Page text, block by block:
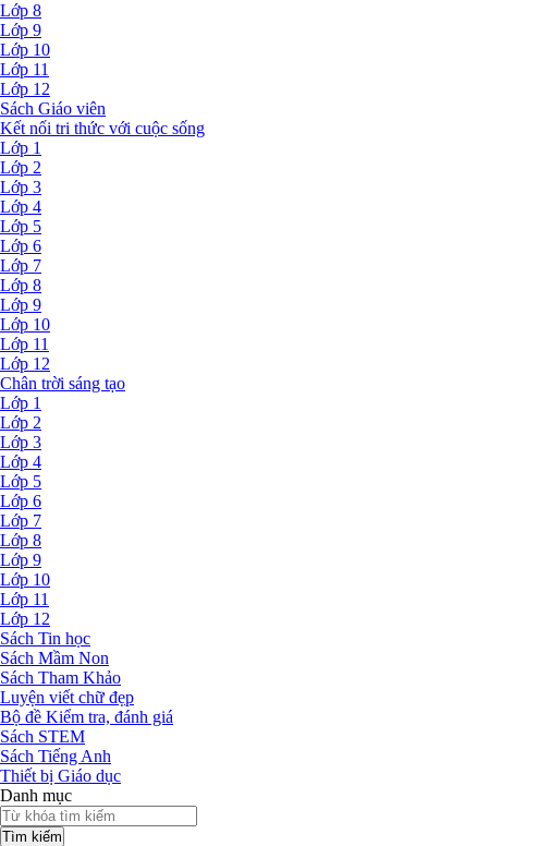
Lớp 8
Lớp 9
Lớp 10
Lớp 11
Lớp 12
Sách Giáo viên
Kết nối tri thức với cuộc sống
Lớp 1
Lớp 2
Lớp 3
Lớp 4
Lớp 5
Lớp 6
Lớp 7
Lớp 8
Lớp 9
Lớp 10
Lớp 11
Lớp 12
Chân trời sáng tạo
Lớp 1
Lớp 2
Lớp 3
Lớp 4
Lớp 5
Lớp 6
Lớp 7
Lớp 8
Lớp 9
Lớp 10
Lớp 11
Lớp 12
Sách Tin học
Sách Mầm Non
Sách Tham Khảo
Luyện viết chữ đẹp
Bộ đề Kiểm tra, đánh giá
Sách STEM
Sách Tiếng Anh
Thiết bị Giáo dục
Danh mục
Tìm kiếm